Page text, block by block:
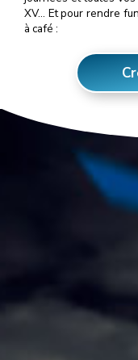
XV… Et pour rendre
à café :